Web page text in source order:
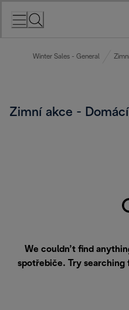
Winter Sales - General
Zimní akce -
We couldn’t find
spotřebiče. Try searching